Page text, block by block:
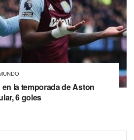
la temporada de Aston
6 goles